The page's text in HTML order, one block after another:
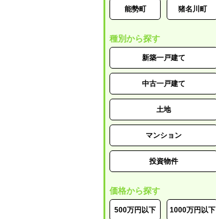
能勢町 猪名川町
種別から探す
新築一戸建て
中古一戸建て
土地
マンション
投資物件
価格から探す
500万円以下 1000万円以下